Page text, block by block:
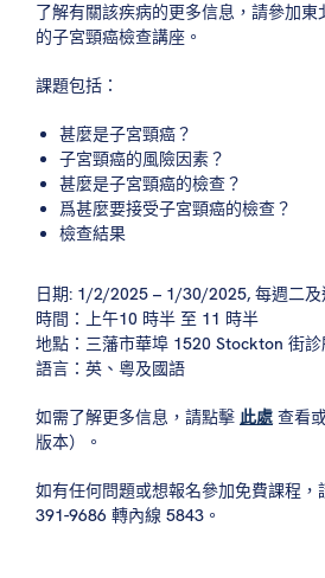
了解有關該疾病的更多信息，請參加
的子宮頸癌檢查講座。
課題包括：
甚麼是子宮頸癌？
子宮頸癌的風險因素？
甚麼是子宮頸癌的檢查？
爲甚麼要接受子宮頸癌的檢查？
檢查結果
日期: 1/2/2025 – 1/30/2025, 每週二及
時間：上午10 時半 至 11 時半
地點：三藩市華埠 1520 Stockton 街診
語言：英、粵及國語
如需了解更多信息，請點擊 此處 查看
版本）。
如有任何問題或想報名參加免費課程，
391-9686 轉內線 5843。